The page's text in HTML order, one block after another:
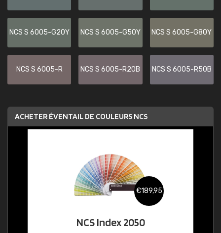
NCS S 6005-G20Y NCS S 6005-G50Y NCS S 6005-G80Y
NCS S 6005-R NCS S 6005-R20B NCS S 6005-R50B
ACHETER ÉVENTAIL DE COULEURS NCS
€189,95
NCS Index 2050